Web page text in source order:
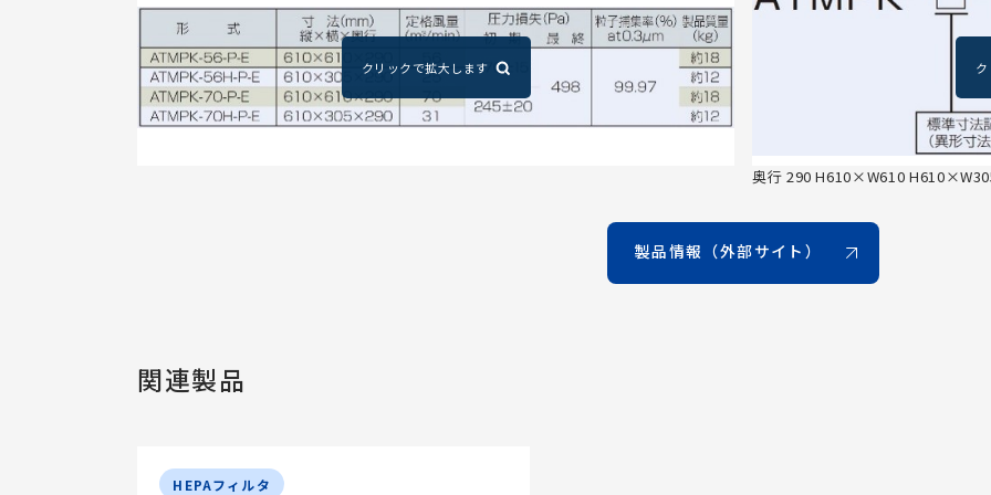
奥行 290 H610×W610
製品情報（外部サイト）
関連製品
HEPAフィルタ